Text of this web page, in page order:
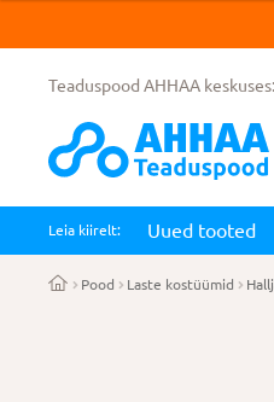
Teaduspood AHHAA
Leia kiirelt: Uued tooted
Pood Laste kostüümid